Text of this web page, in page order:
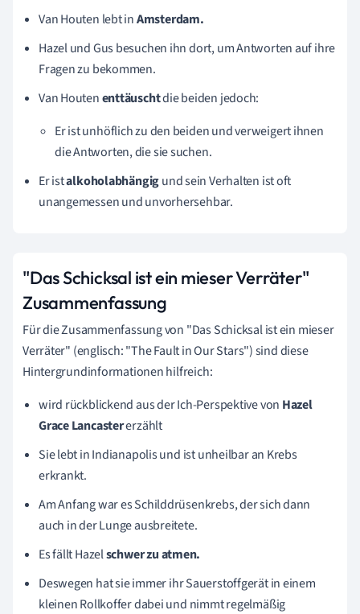
Van Houten lebt inAmsterdam.
Hazel und Gus besuchen ihn dort, um Antworten auf ihre
Fragen zu bekommen.
Van Houtenenttäuschtdie beiden jedoch:
Er ist unhöflich zu den beiden und verweigert ihnen
die Antworten, die sie suchen.
Er istalkoholabhängigund sein Verhalten ist oft
unangemessen und unvorhersehbar.
"Das Schicksal ist ein mieser Verräter"
Zusammenfassung
Für die Zusammenfassung von "Das Schicksal ist ein mieser
Verräter" (englisch: "The Fault in Our Stars") sind diese
Hintergrundinformationen hilfreich:
wird rückblickend aus der Ich-Perspektive von Hazel
Grace Lancastererzählt
Sie lebt in Indianapolis und ist unheilbar an Krebs
erkrankt.
Am Anfang war es Schilddrüsenkrebs, der sich dann
auch in der Lunge ausbreitete.
Es fällt Hazelschwer zu atmen.
Deswegen hat sie immerihr Sauerstoffgerät in einem
kleinen Rollkoffer dabei und nimmt regelmäßig